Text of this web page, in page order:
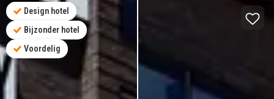
Design hotel
Bijzonder hotel
Voordelig